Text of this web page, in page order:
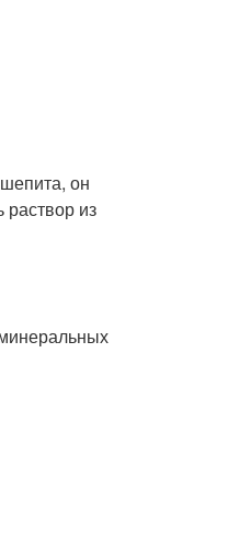
он
из